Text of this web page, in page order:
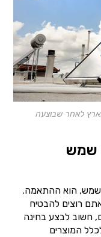
לאחר שבוצעה
שמש
שמש, הוא ההתאמה.
רוצים להבטיח
חשוב לבצע בחינה
המוצרים